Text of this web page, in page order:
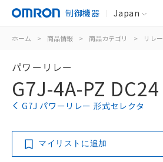
制御機器 Japan
ホーム > 商品情報 > 商品カテゴリ > リレー
パワーリレー
G7J-4A-PZ DC24
G7J パワーリレー 形式セレクタ
マイリストに追加